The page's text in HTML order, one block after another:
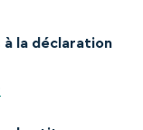
la déclaration